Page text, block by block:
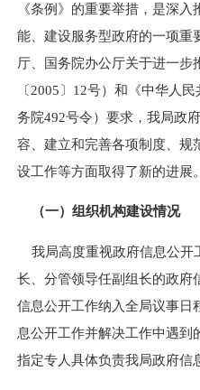
《条例》的重要举措，是深
能、建设服务型政府的一项重
厅、国务院办公厅关于进一步
〔2005〕 12号）和《中华人
务院492号令）要求，我局政
容、建立和完善各项制度、规
设工作等方面取得了新的进展。
（一）组织机构建设情况
我局高度重视政府信息公开
长、分管领导任副组长的政府
信息公开工作纳入全局议事日
息公开工作并解决工作中遇到
指定专人具体负责我局政府信